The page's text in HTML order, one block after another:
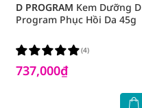
D PROGRAM Kem Dưỡng D
Program Phục Hồi Da 45g
737,000₫
(4)